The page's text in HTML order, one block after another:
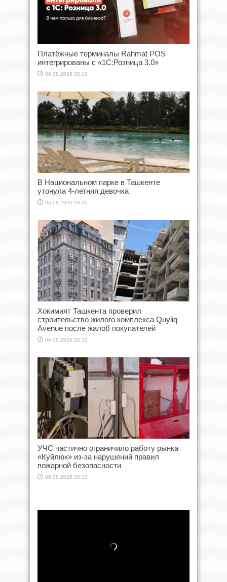
Платёжные терминалы Rahmat POS
интегрированы с «1С:Розница 3.0»
06.08.2026 20:10
В Национальном парке в Ташкенте
утонула 4-летняя девочка
06.08.2026 20:10
Хокимият Ташкента проверил
строительство жилого комплекса Quyliq
Avenue после жалоб покупателей
06.08.2026 20:10
УЧС частично ограничило работу рынка
«Куйлюк» из-за нарушений правил
пожарной безопасности
06.08.2026 20:10